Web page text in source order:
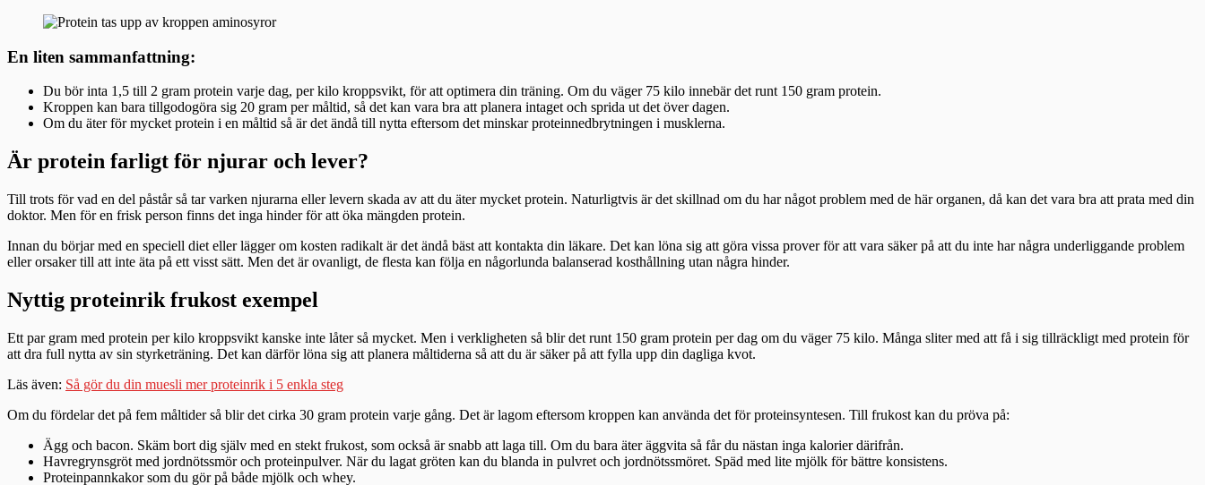
En liten sammanfattning:
Du bör inta 1,5 till 2 gram protein varje dag, per kilo kroppsvikt, för att optimera din träning. Om du väger 75 kilo innebär det runt 150 gram protein.
Kroppen kan bara tillgodogöra sig 20 gram per måltid, så det kan vara bra att planera intaget och sprida ut det över dagen.
Om du äter för mycket protein i en måltid så är det ändå till nytta eftersom det minskar proteinnedbrytningen i musklerna.
Är protein farligt för njurar och lever?
Till trots för vad en del påstår så tar varken njurarna eller levern skada av att du äter mycket protein. Naturligtvis är det skillnad om du har något problem med de här organen, då kan det vara bra att prata med din
doktor. Men för en frisk person finns det inga hinder för att öka mängden protein.
Innan du börjar med en speciell diet eller lägger om kosten radikalt är det ändå bäst att kontakta din läkare. Det kan löna sig att göra vissa prover för att vara säker på att du inte har några underliggande problem
eller orsaker till att inte äta på ett visst sätt. Men det är ovanligt, de flesta kan följa en någorlunda balanserad kosthållning utan några hinder.
Nyttig proteinrik frukost exempel
Ett par gram med protein per kilo kroppsvikt kanske inte låter så mycket. Men i verkligheten så blir det runt 150 gram protein per dag om du väger 75 kilo. Många sliter med att få i sig tillräckligt med protein för
att dra full nytta av sin styrketräning. Det kan därför löna sig att planera måltiderna så att du är säker på att fylla upp din dagliga kvot.
Läs även: Så gör du din muesli mer proteinrik i 5 enkla steg
Om du fördelar det på fem måltider så blir det cirka 30 gram protein varje gång. Det är lagom eftersom kroppen kan använda det för proteinsyntesen. Till frukost kan du pröva på:
Ägg och bacon. Skäm bort dig själv med en stekt frukost, som också är snabb att laga till. Om du bara äter äggvita så får du nästan inga kalorier därifrån.
Havregrynsgröt med jordnötssmör och proteinpulver. När du lagat gröten kan du blanda in pulvret och jordnötssmöret. Späd med lite mjölk för bättre konsistens.
Proteinpannkakor som du gör på både mjölk och whey.